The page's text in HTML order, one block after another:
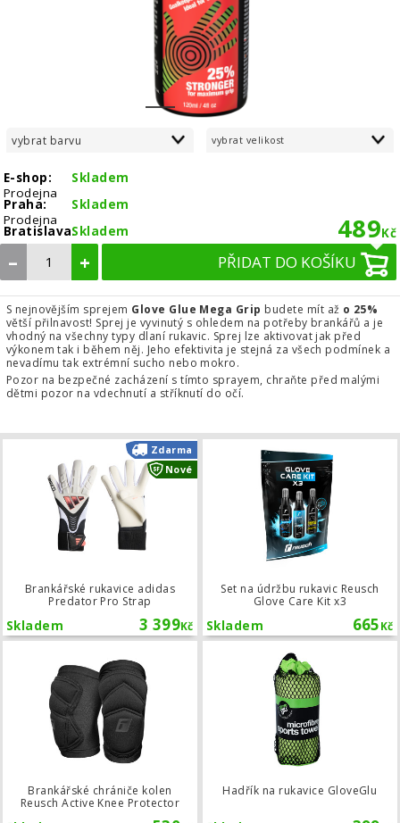
1 2 3
vybrat barvu vybrat velikost
E-shop:
Skladem
Prodejna
Praha:
Skladem
Prodejna
Bratislava:Skladem 489Kč
– + PŘIDAT DO KOŠÍKU
S nejnovějším sprejem Glove Glue Mega Grip budete mít až o 25%
větší přilnavost! Sprej je vyvinutý s ohledem na potřeby brankářů a je
vhodný na všechny typy dlaní rukavic. Sprej lze aktivovat jak před
výkonem tak i během něj. Jeho efektivita je stejná za všech podmínek a
nevadímu tak extrémní sucho nebo mokro.
Pozor na bezpečné zacházení s tímto sprayem, chraňte před malými
dětmi pozor na vdechnutí a stříknutí do očí.
Brankářské rukavice adidas
Predator Pro Strap
3 399Kč
Skladem
Zdarma
Nové
Brankářské rukavice adidas
Set na údržbu rukavic Reusch
Glove Care Kit x3
665Kč
Skladem
Brankářské chrániče kolen
Reusch Active Knee Protector
Hadřík na rukavice GloveGlu